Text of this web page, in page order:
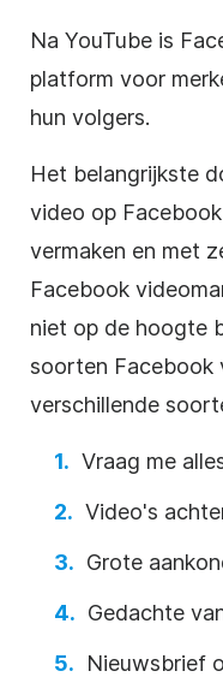
Na YouTube is
platform voor
hun volgers.
Het belangrijkste
video op
vermaken en met
Facebook
niet op de hoogte
soorten Facebook
verschillende
Vraag me
Video's
Grote
Gedachte
Nieuwsbrief